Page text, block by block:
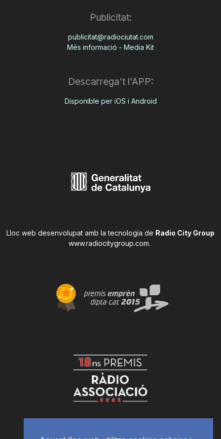
Publicitat:
publicitat@radiociutat.com
Més informació - Media Kit
Descarrega't l'APP:
Disponible per iOS i Android
Lloc web desenvolupat amb la tecnologia de Radio City Group
www.radiocitygroup.com.